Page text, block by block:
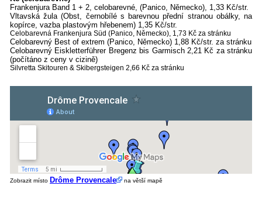
Frankenjura Band 1 + 2, celobarevné, (Panico, Německo), 1,33 Kč/str.
Vltavská žula (Obst, černobílé s barevnou přední stranou obálky, na
kopírce, vazba plastovým hřebenem) 1,35 Kč/str.
Celobarevná Frankenjura Süd (Panico, Německo), 1,73 Kč za stránku
Celobarevný Best of extrem (Panico, Německo) 1,88 Kč/str. za stránku
Celobarevný Eiskletterführer Bregenz bis Garmisch 2,21 Kč za stránku
(počítáno z ceny v cizině)
Silvretta Skitouren & Skibergsteigen 2,66 Kč za stránku
Zobrazit místo Drôme Provencale na větší mapě